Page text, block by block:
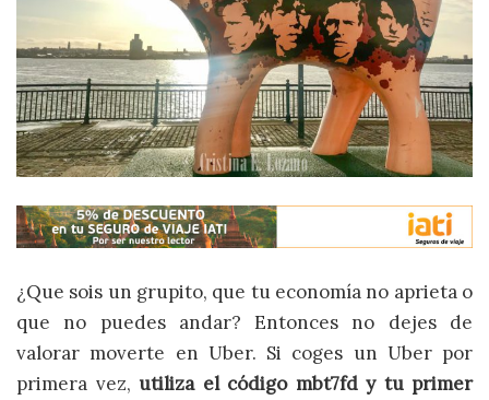
¿Que sois un grupito, que tu economía no aprieta o
que no puedes andar? Entonces no dejes de
valorar moverte en Uber. Si coges un Uber por
primera vez, utiliza el código mbt7fd y tu primer